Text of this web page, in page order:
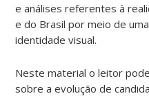
e análises referentes à
e do Brasil por meio de
identidade visual.
Neste material o leitor
sobre a evolução de